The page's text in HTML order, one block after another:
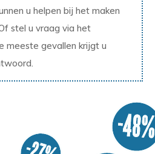
u helpen bij het maken
stel u vraag via het
meeste gevallen krijgt u